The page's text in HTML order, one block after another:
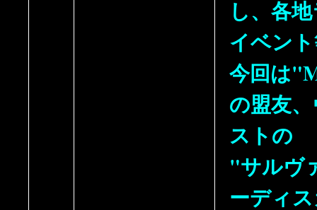
し、各
イベン
今回は
の盟友
ストの
"サルヴ
ーディ